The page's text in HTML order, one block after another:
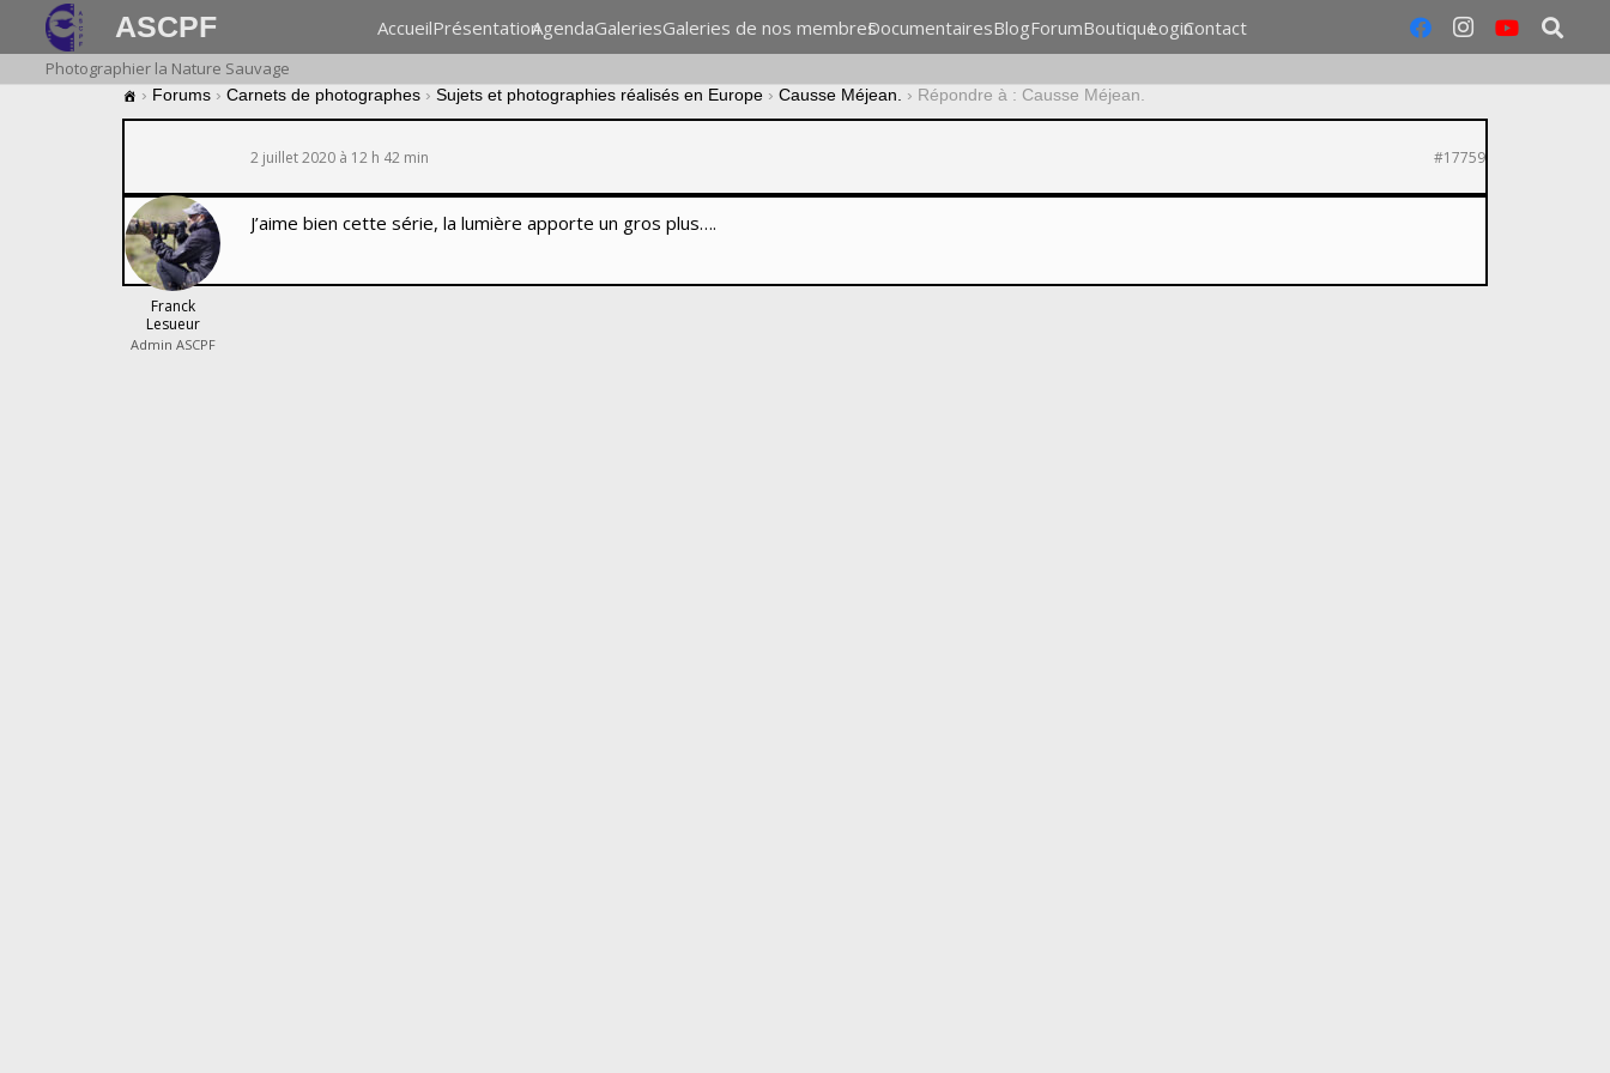
ASCPF AccueilPrésentationAgendaGaleriesGaleries de nos membresDocumentairesBlogForumBoutiqueLoginContact
Photographier la Nature Sauvage
› Forums › Carnets de photographes › Sujets et photographies réalisés en Europe › Causse Méjean. › Répondre à : Causse Méjean.
2 juillet 2020 à 12 h 42 min #17759
Franck
Lesueur
Admin ASCPF
J’aime bien cette série, la lumière apporte un gros plus….